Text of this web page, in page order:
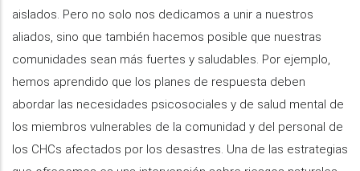
aislados. Pero no solo nos dedicamos a unir a nuestros
aliados, sino que también hacemos posible que nuestras
comunidades sean más fuertes y saludables. Por ejemplo,
hemos aprendido que los planes de respuesta deben
abordar las necesidades psicosociales y de salud mental de
los miembros vulnerables de la comunidad y del personal de
los CHCs afectados por los desastres. Una de las estrategias